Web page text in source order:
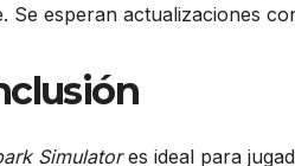
Se esperan actualizaciones
Simulatores ideal para